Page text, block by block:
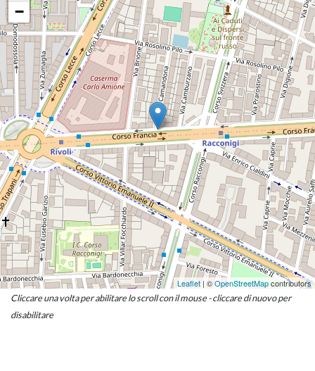
−
Leaflet | ©OpenStreetMapcontributors
Cliccare una volta per abilitare lo scroll con il mouse - cliccare di nuovo per
disabilitare